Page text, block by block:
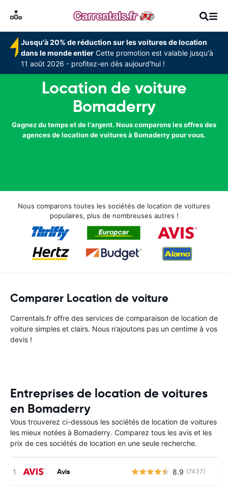
Jusqu'à 20% de réduction sur les voitures de location
dans le monde entier Cette promotion est valable jusqu'à
11 août 2026 - profitez-en dès aujourd'hui !
Location de voiture
Bomaderry
Gagnez du temps et de l'argent. Nous comparons les offres des
agences de location de voitures à Bomaderry pour vous.
Nous comparons toutes les sociétés de location de voitures
populaires, plus de nombreuses autres !
Comparer Location de voiture
Carrentals.fr offre des services de comparaison de location de
voiture simples et clairs. Nous n’ajoutons pas un centime à vos
devis !
Entreprises de location de voitures
en Bomaderry
Vous trouverez ci-dessous les sociétés de location de voitures
les mieux notées à Bomaderry. Comparez tous les avis et les
prix de ces sociétés de location en une seule recherche.
Avis 8.9 (7437)